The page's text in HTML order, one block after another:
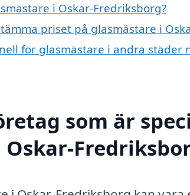
i Oskar-Fredriksborg?
priset på glasmästare i
för glasmästare i andra städer
som är